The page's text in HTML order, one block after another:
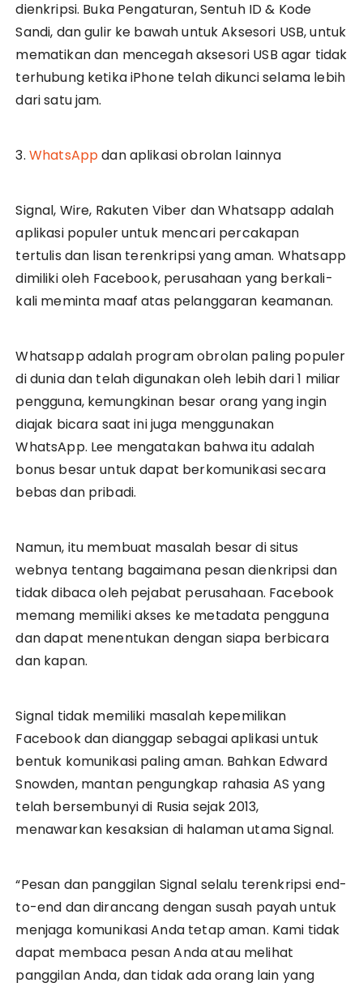
dienkripsi. Buka Pengaturan, Sentuh ID & Kode
Sandi, dan gulir ke bawah untuk Aksesori USB, untuk
mematikan dan mencegah aksesori USB agar tidak
terhubung ketika iPhone telah dikunci selama lebih
dari satu jam.
3. WhatsAppdan aplikasi obrolan lainnya
Signal, Wire, Rakuten Viber dan Whatsapp adalah
aplikasi populer untuk mencari percakapan
tertulis dan lisan terenkripsi yang aman. Whatsapp
dimiliki oleh Facebook, perusahaan yang berkali-
kali meminta maaf atas pelanggaran keamanan.
Whatsapp adalah program obrolan paling populer
di dunia dan telah digunakan oleh lebih dari 1 miliar
pengguna, kemungkinan besar orang yang ingin
diajak bicara saat ini juga menggunakan
WhatsApp. Lee mengatakan bahwa itu adalah
bonus besar untuk dapat berkomunikasi secara
bebas dan pribadi.
Namun, itu membuat masalah besar di situs
webnya tentang bagaimana pesan dienkripsi dan
tidak dibaca oleh pejabat perusahaan. Facebook
memang memiliki akses ke metadata pengguna
dan dapat menentukan dengan siapa berbicara
dan kapan.
Signal tidak memiliki masalah kepemilikan
Facebook dan dianggap sebagai aplikasi untuk
bentuk komunikasi paling aman. Bahkan Edward
Snowden, mantan pengungkap rahasia AS yang
telah bersembunyi di Rusia sejak 2013,
menawarkan kesaksian di halaman utama Signal.
“Pesan dan panggilan Signal selalu terenkripsi end-
to-end dan dirancang dengan susah payah untuk
menjaga komunikasi Anda tetap aman. Kami tidak
dapat membaca pesan Anda atau melihat
panggilan Anda, dan tidak ada orang lain yang